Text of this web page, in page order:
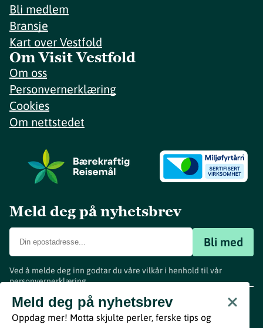
Bli medlem
Bransje
Kart over Vestfold
Om Visit Vestfold
Om oss
Personvernerklæring
Cookies
Om nettstedet
Meld deg på nyhetsbrev
Bli med
Ved å melde deg inn godtar du våre vilkår i henhold til vår
personvernerklæring.
Meld deg på nyhetsbrev
Oppdag mer! Motta skjulte perler, ferske tips og
www.visitvestfold.com
Turistinformasjon